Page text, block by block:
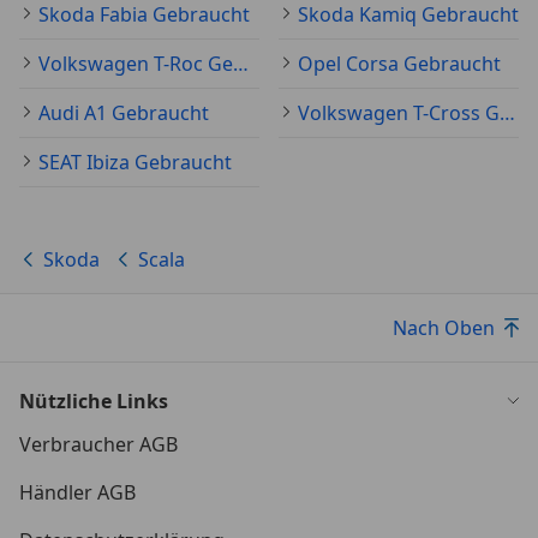
Skoda Fabia Gebraucht
Skoda Kamiq Gebraucht
Volkswagen T-Roc Gebraucht
Opel Corsa Gebraucht
Audi A1 Gebraucht
Volkswagen T-Cross Gebraucht
SEAT Ibiza Gebraucht
Skoda Scala
Nach Oben
Nützliche Links
Verbraucher AGB
Händler AGB